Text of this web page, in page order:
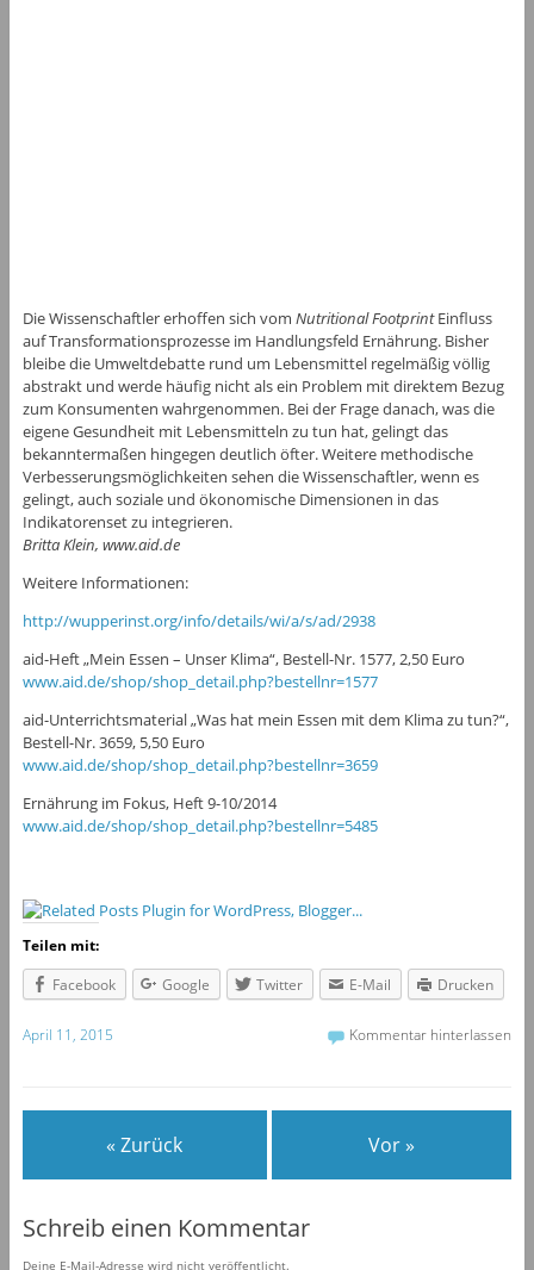
Die Wissenschaftler erhoffen sich vom Nutritional FootprintEinfluss
auf Transformationsprozesse im Handlungsfeld Ernährung. Bisher
bleibe die Umweltdebatte rund um Lebensmittel regelmäßig völlig
abstrakt und werde häufig nicht als ein Problem mit direktem Bezug
zum Konsumenten wahrgenommen. Bei der Frage danach, was die
eigene Gesundheit mit Lebensmitteln zu tun hat, gelingt das
bekanntermaßen hingegen deutlich öfter. Weitere methodische
Verbesserungsmöglichkeiten sehen die Wissenschaftler, wenn es
gelingt, auch soziale und ökonomische Dimensionen in das
Indikatorenset zu integrieren.
Britta Klein, www.aid.de
Weitere Informationen:
http://wupperinst.org/info/details/wi/a/s/ad/2938
aid-Heft „Mein Essen – Unser Klima“, Bestell-Nr. 1577, 2,50 Euro
www.aid.de/shop/shop_detail.php?bestellnr=1577
aid-Unterrichtsmaterial „Was hat mein Essen mit dem Klima zu tun?“,
Bestell-Nr. 3659, 5,50 Euro
www.aid.de/shop/shop_detail.php?bestellnr=3659
Ernährung im Fokus, Heft 9-10/2014
www.aid.de/shop/shop_detail.php?bestellnr=5485
Teilen mit:
Facebook
Google Twitter E-Mail Drucken
April 11, 2015 Kommentar hinterlassen
« Zurück Vor »
Schreib einen Kommentar
Deine E-Mail-Adresse wird nicht veröffentlicht.